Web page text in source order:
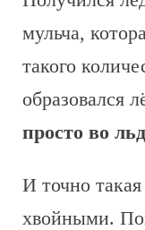
мульча,
такого
образовался
просто во
И точно
хвойными.